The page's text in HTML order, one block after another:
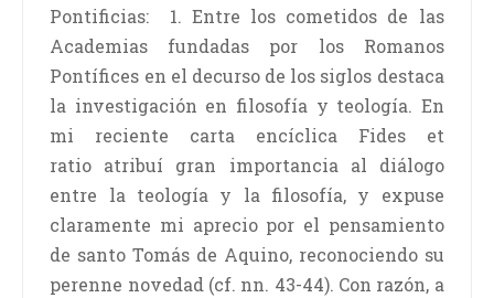
Pontificias: 1. Entre los cometidos de las
Academias fundadas por los Romanos
Pontífices en el decurso de los siglos destaca
la investigación en filosofía y teología. En
mi reciente carta encíclica Fides et
ratio atribuí gran importancia al diálogo
entre la teología y la filosofía, y expuse
claramente mi aprecio por el pensamiento
de santo Tomás de Aquino, reconociendo su
perenne novedad (cf. nn. 43-44). Con razón, a